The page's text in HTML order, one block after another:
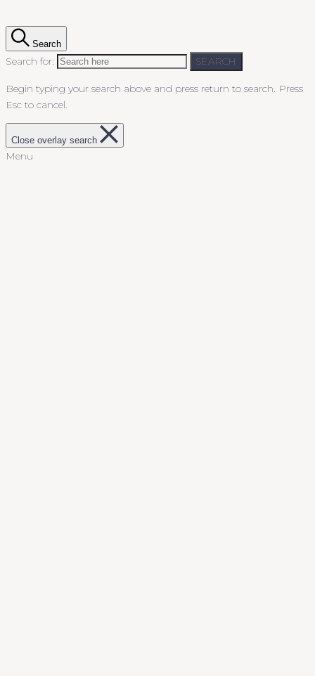
Search
Search for: SEARCH
Begin typing your search above and press return to search. Press
Esc to cancel.
Close overlay search
Menu